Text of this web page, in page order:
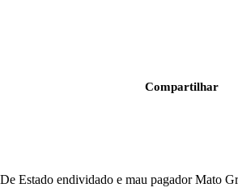
Compartilhar
De Estado endividado e mau pagador Mato